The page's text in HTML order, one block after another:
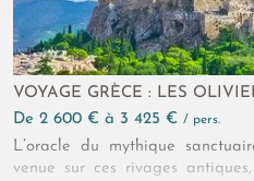
VOYAGE GRÈCE : LES
de 2 600 € à 3 425 € / pers.
L’oracle du mythique
venue sur ces rivages